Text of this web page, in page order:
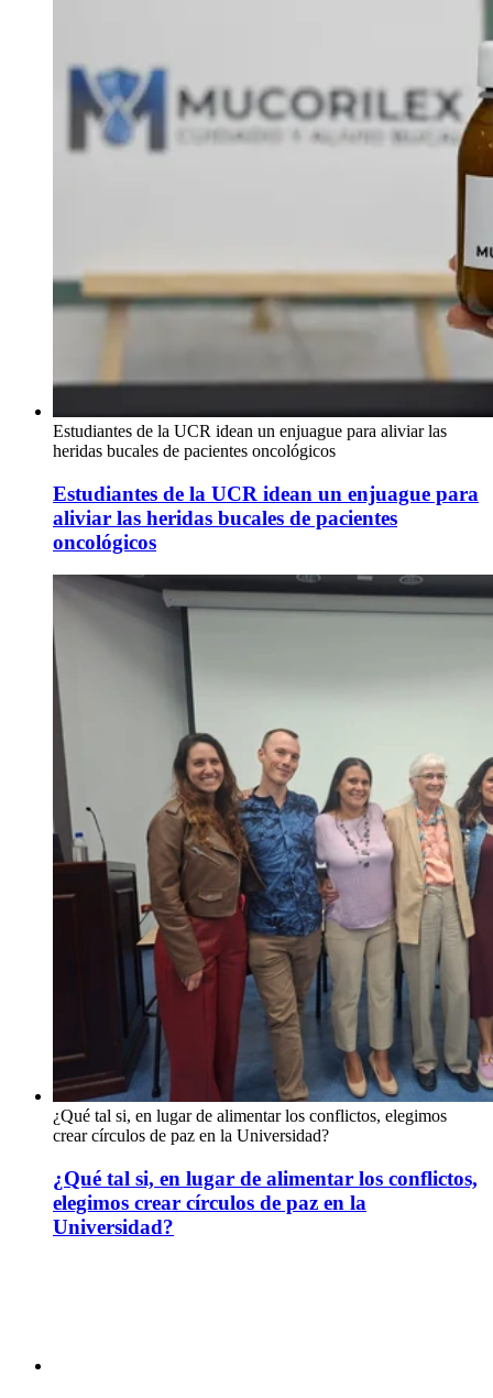
Estudiantes de la UCR idean un enjuague para aliviar las
heridas bucales de pacientes oncológicos
Estudiantes de la UCR idean un enjuague para
aliviar las heridas bucales de pacientes
oncológicos
¿Qué tal si, en lugar de alimentar los conflictos, elegimos
crear círculos de paz en la Universidad?
¿Qué tal si, en lugar de alimentar los conflictos,
elegimos crear círculos de paz en la
Universidad?